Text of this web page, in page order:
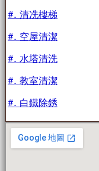
#. 清冼樓梯
#. 空屋清潔
#. 水塔清洗
#. 教室清潔
#. 白鐵除銹